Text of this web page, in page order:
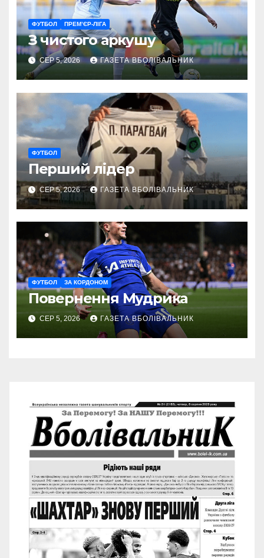
ФУТБОЛ ПРЕМ’ЄР-ЛІГА
З чистого аркушу
СЕР 5, 2026 ГАЗЕТА ВБОЛІВАЛЬНИК
ФУТБОЛ
Перший лідер
СЕР 5, 2026 ГАЗЕТА ВБОЛІВАЛЬНИК
ФУТБОЛ ЗА КОРДОНОМ
Повернення Мудрика
СЕР 5, 2026 ГАЗЕТА ВБОЛІВАЛЬНИК